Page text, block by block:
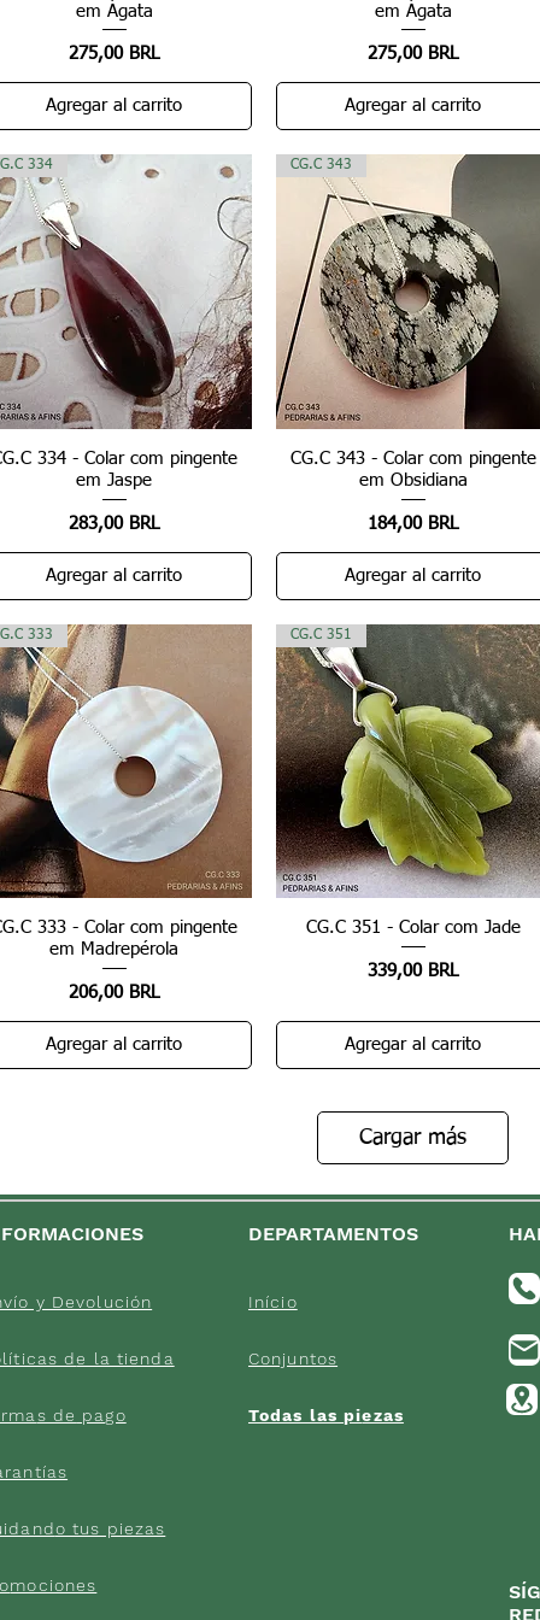
em Ágata
Precio
275,00 BRL
Agregar al carrito
em Ágata
Precio
275,00 BRL
Agregar al carrito
Vista rápida
334
334 - Colar com pingente
em Jaspe
Precio
283,00 BRL
Agregar al carrito
Vista rápida
CG.C 343
CG.C 343 - Colar com pingente
em Obsidiana
Precio
184,00 BRL
Agregar al carrito
Vista rápida
333
333 - Colar com pingente
em Madrepérola
Precio
206,00 BRL
Agregar al carrito
Vista rápida
CG.C 351
CG.C 351 - Colar com Jade
Precio
339,00 BRL
Agregar al carrito
Cargar más
y Devolución
de la tienda
s de pago
o tus piezas
mociones
DEPARTAMENTOS
Início
Conjuntos
Todas las piezas